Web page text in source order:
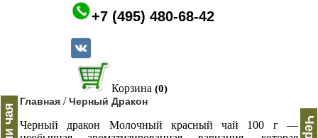
+7 (495) 480-68-42
Корзина (0)
Главная /Черный Дракон
Черный дракон Молочный красный чай 100 г —